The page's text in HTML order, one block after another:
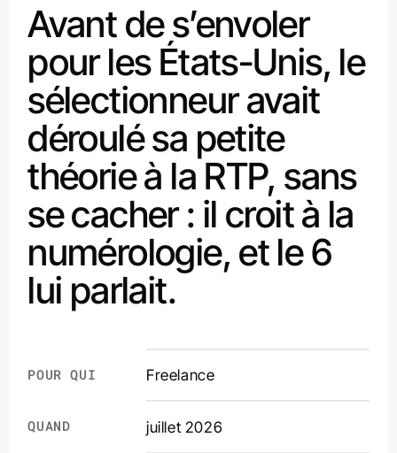
POUR QUI Freelance
QUAND juillet 2026
Avant de s’envoler
pour les États-Unis, le
sélectionneur avait
déroulé sa petite
théorie à la RTP, sans
se cacher : il croit à la
numérologie, et le 6
lui parlait.